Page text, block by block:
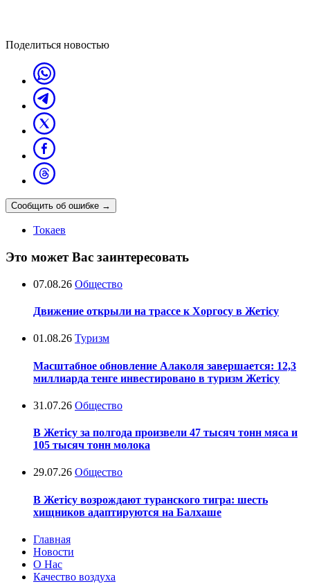
Поделиться новостью
Сообщить об ошибке →
Токаев
Это может Вас заинтересовать
07.08.26 Общество
Движение открыли на трассе к Хоргосу в Жетісу
01.08.26 Туризм
Масштабное обновление Алаколя завершается: 12,3
миллиарда тенге инвестировано в туризм Жетісу
31.07.26 Общество
В Жетісу за полгода произвели 47 тысяч тонн мяса и
105 тысяч тонн молока
29.07.26 Общество
В Жетісу возрождают туранского тигра: шесть
хищников адаптируются на Балхаше
Главная
Новости
О Нас
Качество воздуха